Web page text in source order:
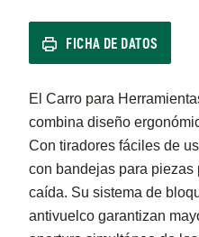
FICHA DE DATOS
El Carro para
combina diseño
Con tiradores fáciles de
con bandejas para piezas
caída. Su sistema de
antivuelco garantizan